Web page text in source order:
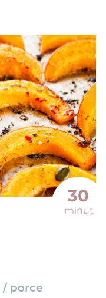
30
minut
/ porce